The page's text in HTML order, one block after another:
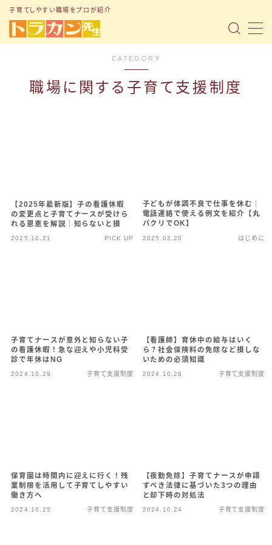
子育てしやすい職場をプロが紹介
MENU
トップページ
トラナビ（無料コミュニティ）
CATEGORY
職場に関する子育て支援制度
【2025年最新版】子の看護休暇
の変更点と子育てナースが受けら
れる恩恵を解説｜知らないと損
2025.10.21 PICK UP
子どもが体調不良で仕事を休む｜
電話連絡で使える例文を紹介【丸
パクリでOK】
2025.02.20 はじめに
子育てナースが意外と知らない子
の看護休暇！急な迎えや小児科受
診で年休はNG
2024.10.29 子育て支援制度
【看護師】育休中の給与はいく
ら？社会保険料の免除など損しな
いための必須知識
2024.10.26 子育て支援制度
保育園は時間内に迎えに行く！残
業制限を活用して子育てしやすい
働き方へ
2024.10.25 子育て支援制度
【夜勤免除】子育てナースが申請
すべき法律に基づいた3つの理由
と却下時の対処法
2024.10.24 子育て支援制度